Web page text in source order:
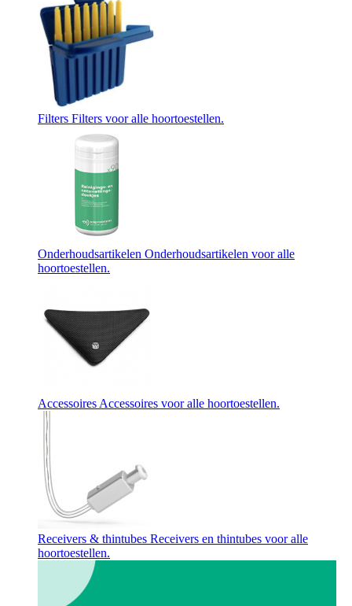
Filters Filters voor alle hoortoestellen.
Onderhoudsartikelen Onderhoudsartikelen voor alle
hoortoestellen.
Accessoires Accessoires voor alle hoortoestellen.
Receivers & thintubes Receivers en thintubes voor alle
hoortoestellen.